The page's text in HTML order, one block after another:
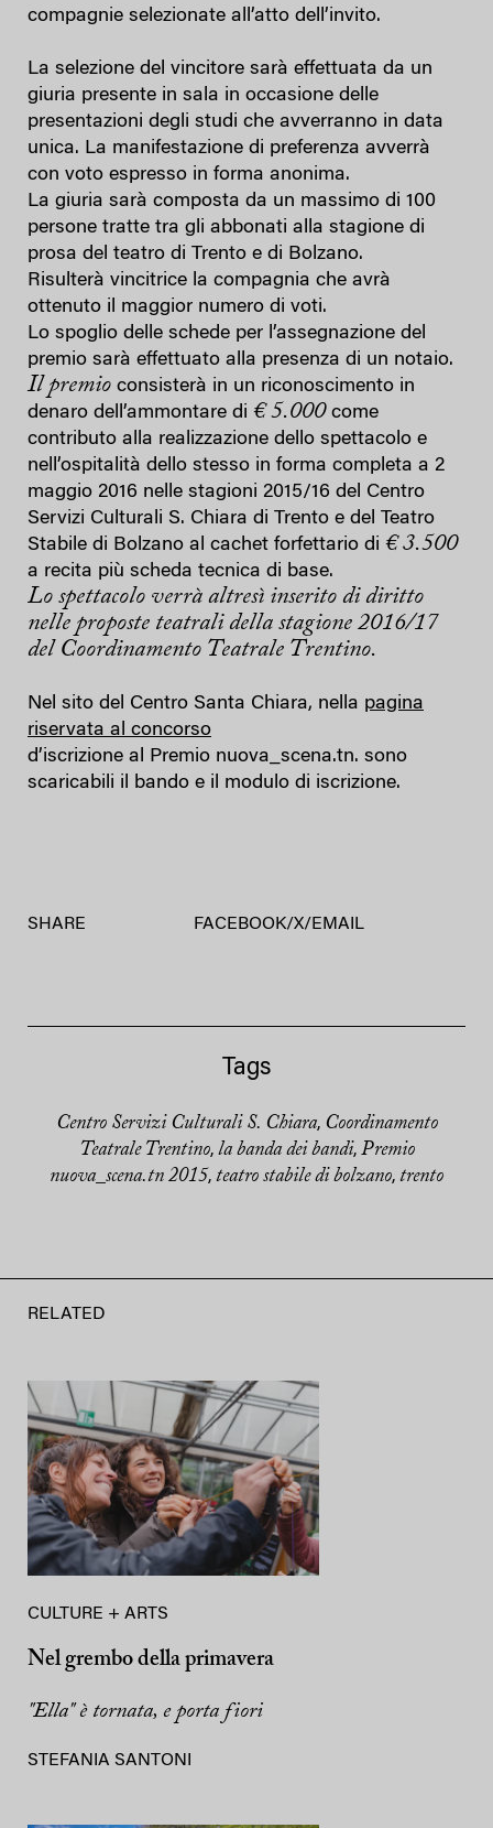
compagnie selezionate all’atto dell’invito.
La selezione del vincitore sarà effettuata da un
giuria presente in sala in occasione delle
presentazioni degli studi che avverranno in data
unica. La manifestazione di preferenza avverrà
con voto espresso in forma anonima.
La giuria sarà composta da un massimo di 100
persone tratte tra gli abbonati alla stagione di
prosa del teatro di Trento e di Bolzano.
Risulterà vincitrice la compagnia che avrà
ottenuto il maggior numero di voti.
Lo spoglio delle schede per l’assegnazione del
premio sarà effettuato alla presenza di un notaio.
Il premio consisterà in un riconoscimento in
denaro dell’ammontare di € 5.000come
contributo alla realizzazione dello spettacolo e
nell’ospitalità dello stesso in forma completa a 2
maggio 2016 nelle stagioni 2015/16 del Centro
Servizi Culturali S. Chiara di Trento e del Teatro
Stabile di Bolzano al cachet forfettario di € 3.500
a recita più scheda tecnica di base.
Lo spettacolo verrà altresì inserito di diritto
nelle proposte teatrali della stagione 2016/17
del Coordinamento Teatrale Trentino.
Nel sito del Centro Santa Chiara, nella pagina
riservata al concorso
d’iscrizione al Premio nuova_scena.tn. sono
scaricabili il bando e il modulo di iscrizione.
SHARE FACEBOOK/X/ EMAIL
Tags
Centro Servizi Culturali S. Chiara, Coordinamento
Teatrale Trentino, la banda dei bandi, Premio
nuova_scena.tn 2015, teatro stabile di bolzano, trento
RELATED
CULTURE + ARTS
Nel grembo della primavera
"Ella" è tornata, e porta fiori
STEFANIA SANTONI